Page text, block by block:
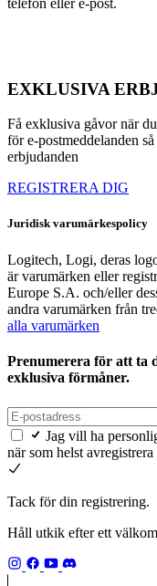
EXKLUSIVA
Få exklusiva gåvor när
för e-postmeddelanden
erbjudanden
REGISTRERA DIG
Juridisk varumärkespolicy
Logitech, Logi, deras
är varumärken eller
Europe S.A. och/eller
andra varumärken från
alla varumärken
Prenumerera för att ta
exklusiva förmåner.
Jag vill ha
när som helst
Tack för din registrering.
Håll utkik efter ett